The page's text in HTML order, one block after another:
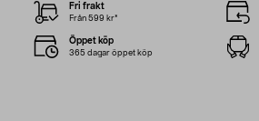
Fri frakt
Från 599 kr*
Öppet köp
365 dagar öppet köp